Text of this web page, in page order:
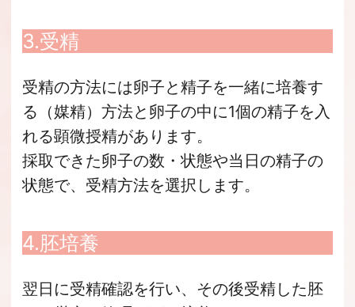
3.受精
受精の方法には卵子と精子を一緒に培養す
る（媒精）方法と卵子の中に1個の精子を入
れる顕微授精があります。
採取できた卵子の数・状態や当日の精子の
状態で、受精方法を選択します。
4.胚培養
翌日に受精確認を行い、その後受精した胚